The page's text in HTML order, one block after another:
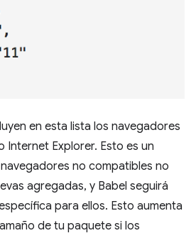
en esta lista los navegadores
Internet Explorer. Esto es un
no compatibles no
agregadas, y Babel seguirá
para ellos. Esto aumenta
de tu paquete si los